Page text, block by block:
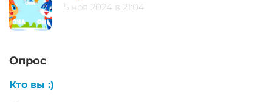
5 ноя 2024 в 21:04
Опрос
Кто вы :)